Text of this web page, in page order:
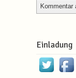
Einladung